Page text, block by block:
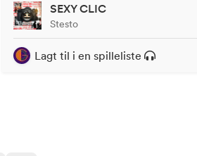
SEXY CLIC
Stesto
Lagt til i en spilleliste